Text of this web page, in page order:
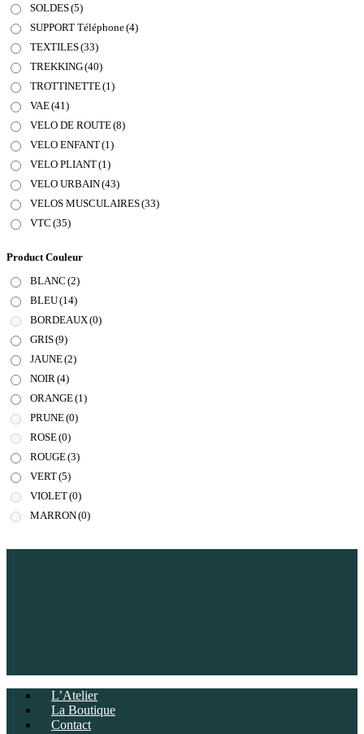
SOLDES(5)
SUPPORT Téléphone(4)
TEXTILES(33)
TREKKING(40)
TROTTINETTE(1)
VAE(41)
VELO DE ROUTE(8)
VELO ENFANT(1)
VELO PLIANT(1)
VELO URBAIN(43)
VELOS MUSCULAIRES(33)
VTC (35)
Product Couleur
BLANC (2)
BLEU(14)
BORDEAUX(0)
GRIS(9)
JAUNE(2)
NOIR(4)
ORANGE(1)
PRUNE(0)
ROSE(0)
ROUGE(3)
VERT(5)
VIOLET(0)
MARRON(0)
L’Atelier
La Boutique
Contact